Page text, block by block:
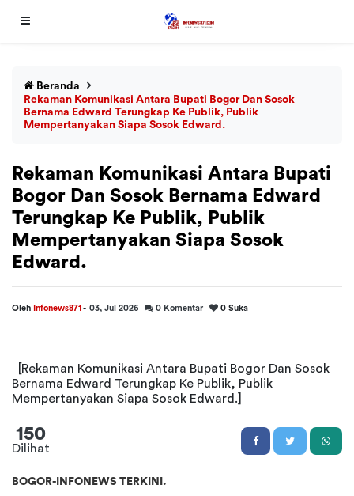
Beranda
Rekaman Komunikasi Antara Bupati Bogor Dan Sosok
Bernama Edward Terungkap Ke Publik, Publik
Mempertanyakan Siapa Sosok Edward.
Rekaman Komunikasi Antara Bupati
Bogor Dan Sosok Bernama Edward
Terungkap Ke Publik, Publik
Mempertanyakan Siapa Sosok
Edward.
Oleh Infonews871 - 03, Jul 2026 0 Komentar 0 Suka
[Rekaman Komunikasi Antara Bupati Bogor Dan Sosok
Bernama Edward Terungkap Ke Publik, Publik
Mempertanyakan Siapa Sosok Edward.]
150
Dilihat
BOGOR-INFONEWS TERKINI.